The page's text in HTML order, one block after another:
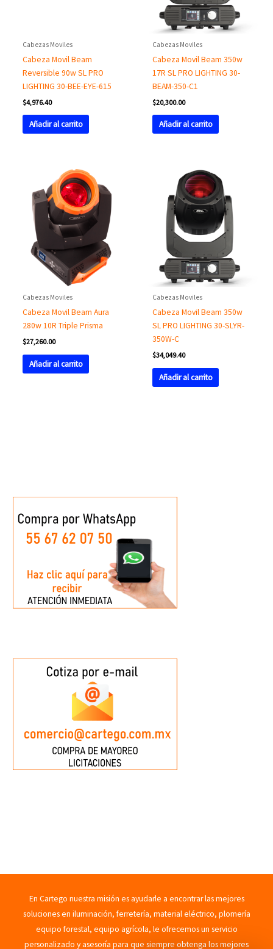
Cabezas Moviles
Cabeza Movil Beam
Reversible 90w SL PRO
LIGHTING 30-BEE-EYE-615
$4,976.40
Añadir al carrito
Cabezas Moviles
Cabeza Movil Beam 350w
17R SL PRO LIGHTING 30-
BEAM-350-C1
$20,300.00
Añadir al carrito
Cabezas Moviles
Cabeza Movil Beam Aura
280w 10R Triple Prisma
$27,260.00
Añadir al carrito
Cabezas Moviles
Cabeza Movil Beam 350w
SL PRO LIGHTING 30-SLYR-
350W-C
$34,049.40
Añadir al carrito
En Cartego nuestra misión es ayudarle a encontrar las mejores
soluciones en iluminación, ferretería, material eléctrico, plomería
equipo forestal, equipo agrícola, le ofrecemos un servicio
personalizado y asesoría para que siempre obtenga los mejores